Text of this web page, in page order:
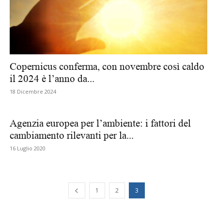
Copernicus conferma, con novembre così caldo
il 2024 è l’anno da...
18 Dicembre 2024
Agenzia europea per l’ambiente: i fattori del
cambiamento rilevanti per la...
16 Luglio 2020
1 2 3